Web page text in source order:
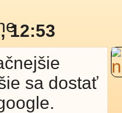
12:53
sa dostať